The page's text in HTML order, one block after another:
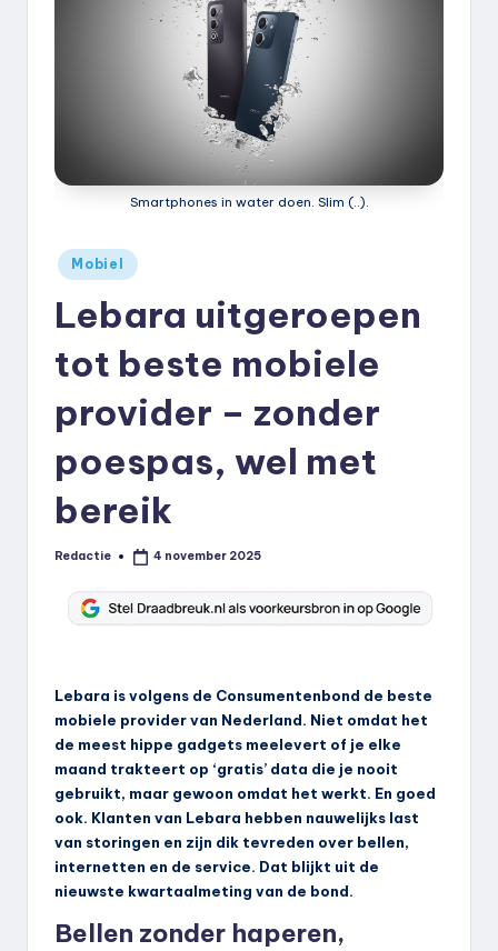
Smartphones in water doen. Slim (..).
Geplaatst
in
Mobiel
Lebara uitgeroepen
tot beste mobiele
provider – zonder
poespas, wel met
bereik
Geplaatst
Redactie 4 november 2025
Lebara is volgens de Consumentenbond de beste
mobiele provider van Nederland. Niet omdat het
de meest hippe gadgets meelevert of je elke
maand trakteert op ‘gratis’ data die je nooit
gebruikt, maar gewoon omdat het werkt. En goed
ook. Klanten van Lebara hebben nauwelijks last
van storingen en zijn dik tevreden over bellen,
internetten en de service. Dat blijkt uit de
nieuwste kwartaalmeting van de bond.
Bellen zonder haperen,